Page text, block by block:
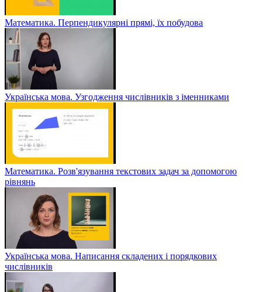
Математика. Перпендикулярні прямі, їх побудова
Українська мова. Узгодження числівників з іменниками
Математика. Розв'язування текстових задач за допомогою
рівнянь
Українська мова. Написання складених і порядкових
числівників